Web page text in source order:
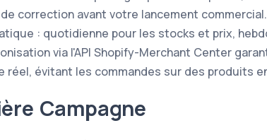
correction avant votre lancement
: quotidienne pour les stocks et prix,
via l'API Shopify-Merchant Center
évitant les commandes sur des produits
Campagne